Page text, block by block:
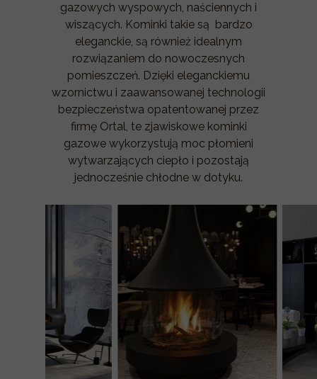
gazowych wyspowych, naściennych i
wiszących. Kominki takie są bardzo
eleganckie, są również idealnym
rozwiązaniem do nowoczesnych
pomieszczeń. Dzięki eleganckiemu
wzornictwu i zaawansowanej technologii
bezpieczeństwa opatentowanej przez
firmę Ortal, te zjawiskowe kominki
gazowe wykorzystują moc płomieni
wytwarzających ciepło i pozostają
jednocześnie chłodne w dotyku.